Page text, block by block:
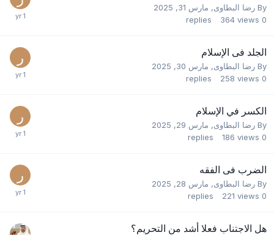
By رضا البطاوى, مارس 31, 2025
0
replies 364 views
الجلد فى الإسلام
By رضا البطاوى, مارس 30, 2025
0
replies 258 views
الكسر في الإسلام
By رضا البطاوى, مارس 29, 2025
0
replies 186 views
الضرب فى الفقه
By رضا البطاوى, مارس 28, 2025
0
replies 221 views
هل الاجتناب فعلا أشد من التحريم؟